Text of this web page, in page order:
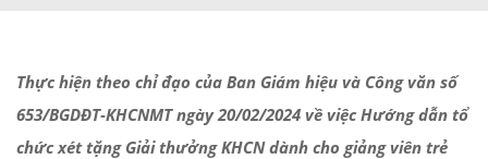
Thực hiện theo chỉ đạo của Ban Giám hiệu và Công văn số
653/BGDĐT-KHCNMT ngày 20/02/2024 về việc Hướng dẫn tổ
chức xét tặng Giải thưởng KHCN dành cho giảng viên trẻ